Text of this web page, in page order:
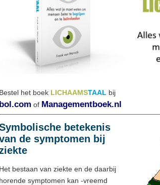
Bestel het boek LICHAAMSTAAL bij
bol.com of Managementboek.nl
betekenis
de symptomen bij
Het bestaan van ziekte en de daarbij
horende symptomen kan -vreemd